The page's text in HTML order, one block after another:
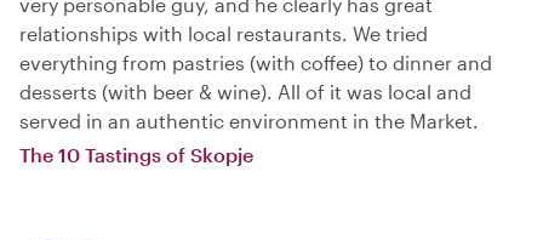
relationships with local restaurants. We tried
everything from pastries (with coffee) to dinner and
desserts (with beer & wine). All of it was local and
served in an authentic environment in the Market.
The 10 Tastings of Skopje